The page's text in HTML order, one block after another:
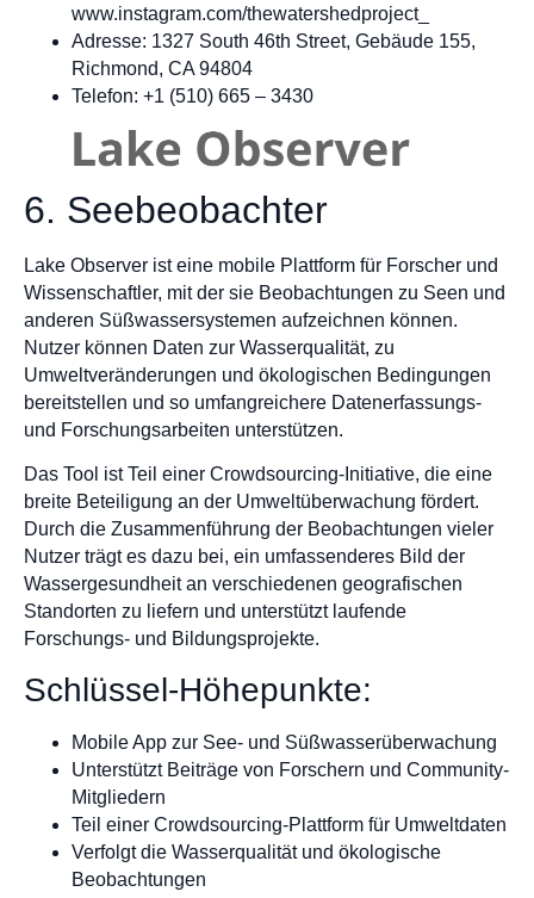
www.instagram.com/thewatershedproject_
Adresse: 1327 South 46th Street, Gebäude 155,
Richmond, CA 94804
Telefon: +1 (510) 665 – 3430
6. Seebeobachter
Lake Observer ist eine mobile Plattform für Forscher und
Wissenschaftler, mit der sie Beobachtungen zu Seen und
anderen Süßwassersystemen aufzeichnen können.
Nutzer können Daten zur Wasserqualität, zu
Umweltveränderungen und ökologischen Bedingungen
bereitstellen und so umfangreichere Datenerfassungs-
und Forschungsarbeiten unterstützen.
Das Tool ist Teil einer Crowdsourcing-Initiative, die eine
breite Beteiligung an der Umweltüberwachung fördert.
Durch die Zusammenführung der Beobachtungen vieler
Nutzer trägt es dazu bei, ein umfassenderes Bild der
Wassergesundheit an verschiedenen geografischen
Standorten zu liefern und unterstützt laufende
Forschungs- und Bildungsprojekte.
Schlüssel-Höhepunkte:
Mobile App zur See- und Süßwasserüberwachung
Unterstützt Beiträge von Forschern und Community-
Mitgliedern
Teil einer Crowdsourcing-Plattform für Umweltdaten
Verfolgt die Wasserqualität und ökologische
Beobachtungen